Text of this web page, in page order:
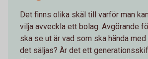
Det finns olika skäl till varför man
vilja avveckla ett bolag. Avgörande
ska se ut är vad som ska hända
det säljas? Är det ett